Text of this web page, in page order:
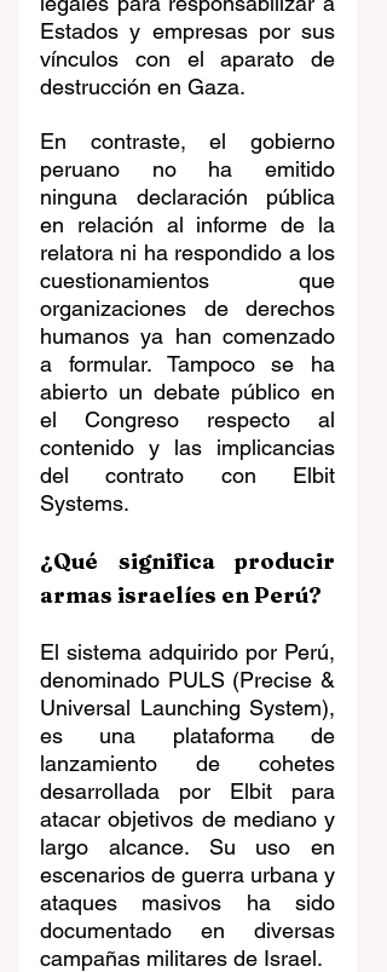
Estados y empresas por sus
vínculos con el aparato de
destrucción en Gaza.
En contraste, el gobierno
peruano no ha emitido
ninguna declaración pública
en relación al informe de la
relatora ni ha respondido a los
cuestionamientos que
organizaciones de derechos
humanos ya han comenzado
a formular. Tampoco se ha
abierto un debate público en
el Congreso respecto al
contenido y las implicancias
del contrato con Elbit
Systems.
¿Qué significa producir
armas israelíes en Perú?
El sistema adquirido por Perú,
denominado PULS (Precise &
Universal Launching System),
es una plataforma de
lanzamiento de cohetes
desarrollada por Elbit para
atacar objetivos de mediano y
largo alcance. Su uso en
escenarios de guerra urbana y
ataques masivos ha sido
documentado en diversas
campañas militares de Israel.